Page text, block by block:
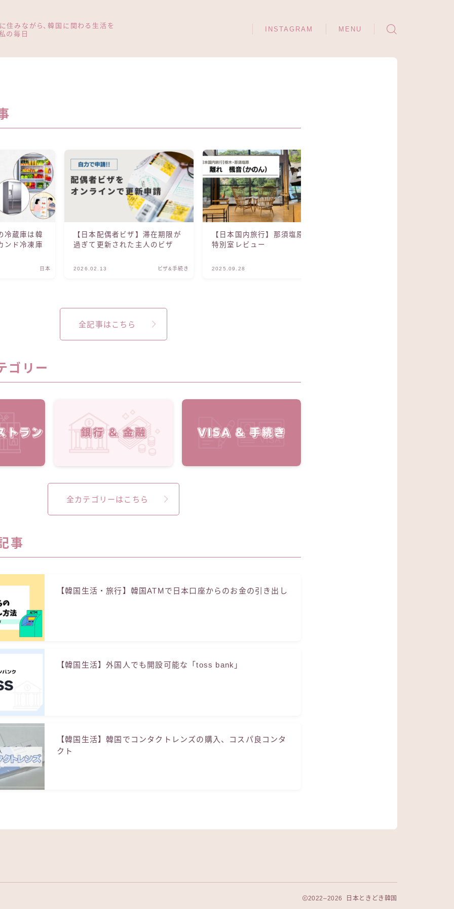
住みながら、韓国に関わる生活を
の毎日
INSTAGRAM MENU
冷蔵庫は韓
ンド冷凍庫
日本
【日本配偶者ビザ】滞在期限が
過ぎて更新された主人のビザ
2026.02.13 ビザ&手続き
【日本国内旅行】那須塩原 楓音
特別室レビュー
2025.09.28
全記事はこちら
ゴリー
全カテゴリーはこちら
事
【韓国生活・旅行】韓国ATMで日本口座からのお金の引き出し
【韓国生活】外国人でも開設可能な「toss bank」
【韓国生活】韓国でコンタクトレンズの購入、コスパ良コンタ
クト
2022–2026 日本ときどき韓国